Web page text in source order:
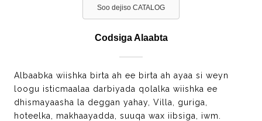
Soo dejiso CATALOG
Codsiga Alaabta
Albaabka wiishka birta ah ee birta ah ayaa si weyn
loogu isticmaalaa darbiyada qolalka wiishka ee
dhismayaasha la deggan yahay, Villa, guriga,
hoteelka, makhaayadda, suuqa wax iibsiga, iwm.